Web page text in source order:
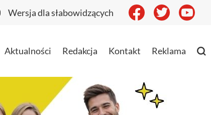
Wersja dla słabowidzących
Aktualności Redakcja Kontakt Reklama